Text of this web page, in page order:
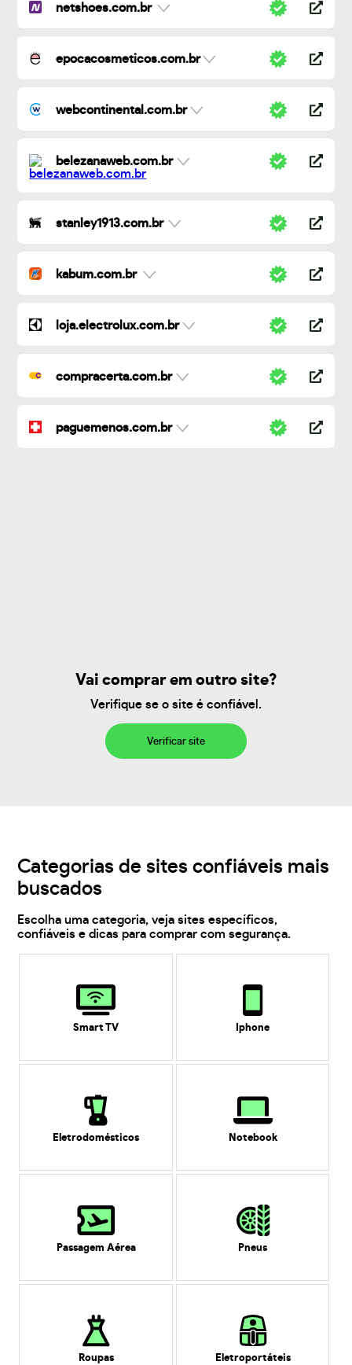
netshoes.com.br
epocacosmeticos.com.br
webcontinental.com.br
belezanaweb.com.br
stanley1913.com.br
kabum.com.br
loja.electrolux.com.br
compracerta.com.br
paguemenos.com.br
Vai comprar em outro site?
Verifique se o site é confiável.
Verificar site
Categorias de sites confiáveis mais
buscados
Escolha uma categoria, veja sites específicos,
confiáveis e dicas para comprar com segurança.
Smart TV Iphone
Eletrodomésticos Notebook
Passagem Aérea Pneus
Roupas Eletroportáteis